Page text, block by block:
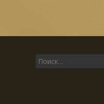
Поиск для: